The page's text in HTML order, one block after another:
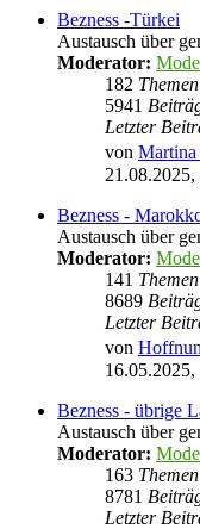
Bezness -Türkei
Austausch über
Moderator:
182 Themen
5941
Letzter
von Martina
21.08.2025,
Bezness -
Austausch über
Moderator:
141 Themen
8689
Letzter
von
16.05.2025,
Bezness - übrige
Austausch über
Moderator:
163 Themen
8781
Letzter